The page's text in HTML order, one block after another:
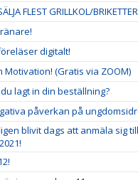
FLEST GRILLKOL/
digitalt!
Motivation! (Gratis via ZOOM)
lagt in din beställning?
påverkan på
blivit dags att anmäla sig till